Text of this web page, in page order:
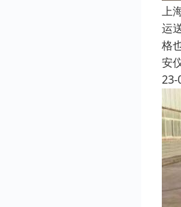
上
运
格
安
23-